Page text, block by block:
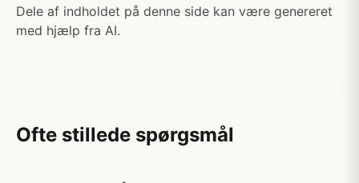
Dele af indholdet på denne side kan være genereret
med hjælp fra AI.
Ofte stillede spørgsmål